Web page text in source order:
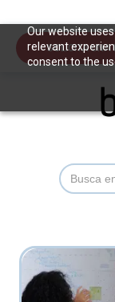
Our website
relevant
consent to the
SOLICITA UNA